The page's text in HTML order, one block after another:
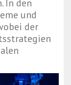
In den
und
der